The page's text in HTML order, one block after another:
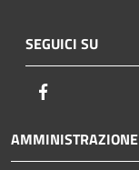
SEGUICI SU
AMMINISTRAZIONE